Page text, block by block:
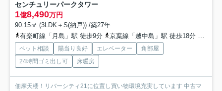
センチュリーパークタワー
1億8,490万円
90.15㎡ (3LDK＋S(納戸)) /築27年
有楽町線「月島」駅 徒歩9分
京葉線「越中島」駅 徒歩18分 日比
ペット相談 陽当り良好 エレベーター
角部屋
24時間ゴミ出し可
床暖房
佃摩天楼！リバーシティ21に位置し買い物環境充実しています 中古マ